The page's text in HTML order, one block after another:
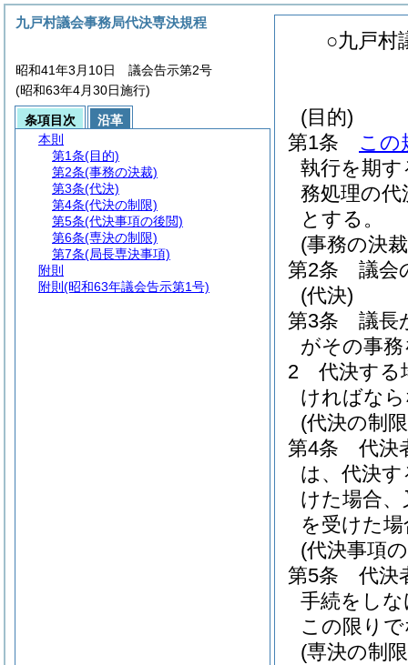
○九戸村
(目的)
第1条
この
執行を期
務処理の
とする。
(事務の決
第2条
議会
(代決)
第3条
議長
がその事
2
代決する
ければな
(代決の制
第4条
代決
は、代決
けた場合
を受けた
(代決事項
第5条
代決
手続をし
この限り
(専決の制
九戸村議会事務局代決専決規程
昭和41年3月10日 議会告示第2号
(昭和63年4月30日施行)
条項目次
沿革
本則
第1条(目的)
第2条(事務の決裁)
第3条(代決)
第4条(代決の制限)
第5条(代決事項の後閲)
第6条(専決の制限)
第7条(局長専決事項)
附則
附則 (昭和63年議会告示第1号)